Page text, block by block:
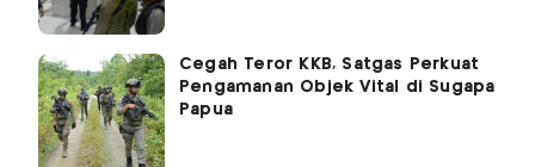
Cegah Teror KKB, Satgas Perkuat
Pengamanan Objek Vital di Sugapa
Papua